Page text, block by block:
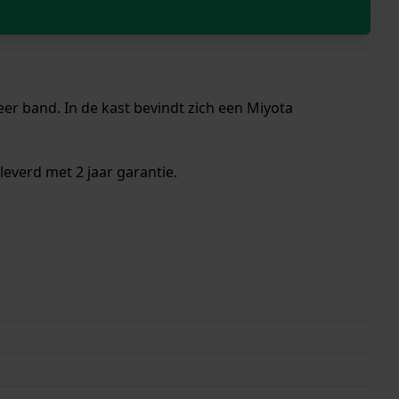
band. In de kast bevindt zich een Miyota
met 2 jaar garantie.